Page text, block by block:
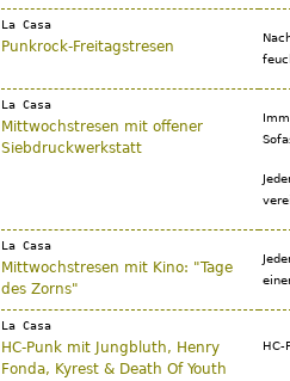
La Casa
Punkrock-Freitagstresen
La Casa
Mittwochstresen mit offener
Siebdruckwerkstatt
La Casa
Mittwochstresen mit Kino: "Tage
des Zorns"
La Casa
HC-Punk mit Jungbluth, Henry
Fonda, Kyrest & Death Of Youth
HC-